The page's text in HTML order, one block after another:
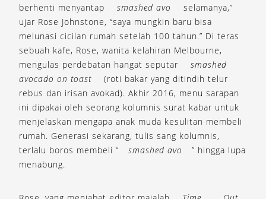
berhenti menyantap
smashed avo
selamanya,”
ujar Rose Johnstone, “saya mungkin baru bisa
melunasi cicilan rumah setelah 100 tahun.” Di teras
sebuah kafe, Rose, wanita kelahiran Melbourne,
mengulas perdebatan hangat seputar
smashed
avocado on toast
(roti bakar yang ditindih telur
rebus dan irisan avokad). Akhir 2016, menu sarapan
ini dipakai oleh seorang kolumnis surat kabar untuk
menjelaskan mengapa anak muda kesulitan membeli
rumah. Generasi sekarang, tulis sang kolumnis,
terlalu boros membeli “
smashed avo
” hingga lupa
menabung.